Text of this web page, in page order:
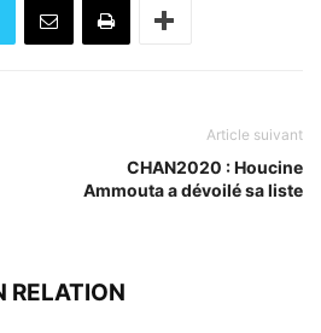
Article suivant
CHAN2020 : Houcine
Ammouta a dévoilé sa liste
RELATION